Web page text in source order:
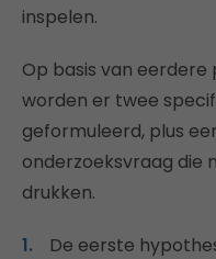
inspelen.
Op basis van
worden er twee
geformuleerd, plus
onderzoeksvraag die
drukken.
De eerste